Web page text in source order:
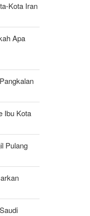
Kota Iran
Apa
Ibu Kota
Pulang